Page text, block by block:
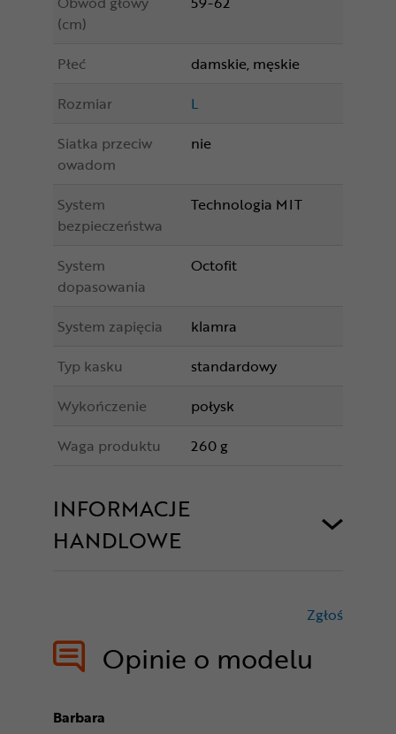
(cm)
Płeć
damskie, męskie
Rozmiar
L
Siatka przeciw
owadom
nie
System
bezpieczeństwa
Technologia MIT
System
dopasowania
Octofit
System zapięcia
klamra
Typ kasku
standardowy
Wykończenie
połysk
Waga produktu
260 g
INFORMACJE
HANDLOWE
Opinie o modelu
Zgłoś
Barbara